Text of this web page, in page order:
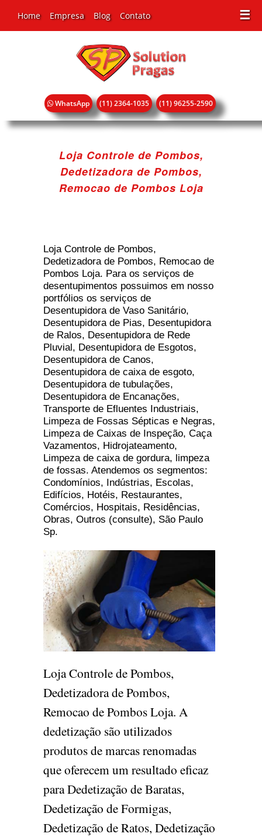
☰
Home Empresa Blog Contato
WhatsApp (11) 2364-1035 (11) 96255-2590
Loja Controle de Pombos,
Dedetizadora de Pombos,
Remocao de Pombos Loja
Loja Controle de Pombos,
Dedetizadora de Pombos, Remocao de
Pombos Loja. Para os serviços de
desentupimentos possuimos em nosso
portfólios os serviços de
Desentupidora de Vaso Sanitário,
Desentupidora de Pias, Desentupidora
de Ralos, Desentupidora de Rede
Pluvial, Desentupidora de Esgotos,
Desentupidora de Canos,
Desentupidora de caixa de esgoto,
Desentupidora de tubulações,
Desentupidora de Encanações,
Transporte de Efluentes Industriais,
Limpeza de Fossas Sépticas e Negras,
Limpeza de Caixas de Inspeção, Caça
Vazamentos, Hidrojateamento,
Limpeza de caixa de gordura, limpeza
de fossas. Atendemos os segmentos:
Condomínios, Indústrias, Escolas,
Edifícios, Hotéis, Restaurantes,
Comércios, Hospitais, Residências,
Obras, Outros (consulte), São Paulo
Sp.
Loja Controle de Pombos,
Dedetizadora de Pombos,
Remocao de Pombos Loja. A
dedetização são utilizados
produtos de marcas renomadas
que oferecem um resultado eficaz
para Dedetização de Baratas,
Dedetização de Formigas,
Dedetização de Ratos, Dedetização